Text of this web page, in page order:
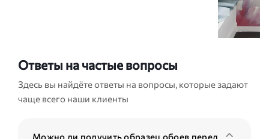
Ответы на частые вопросы
Здесь вы найдёте ответы на вопросы, которые задают
чаще всего наши клиенты
Можно ли получить образец обоев перед